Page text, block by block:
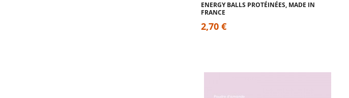
ENERGY BALLS PROTÉINÉES, MADE IN
FRANCE
2,70 €